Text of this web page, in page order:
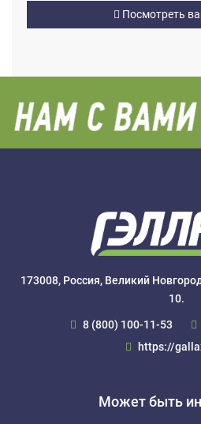
Посмотреть
173008, Россия, Великий
10.
8 (800) 100-11-53
https://
Может быть